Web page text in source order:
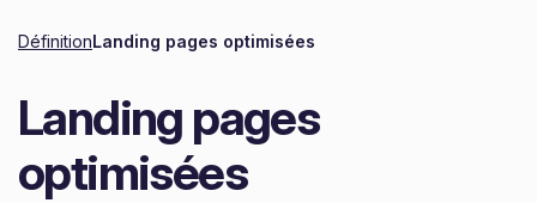
DéfinitionLanding pages optimisées
Landing pages
optimisées